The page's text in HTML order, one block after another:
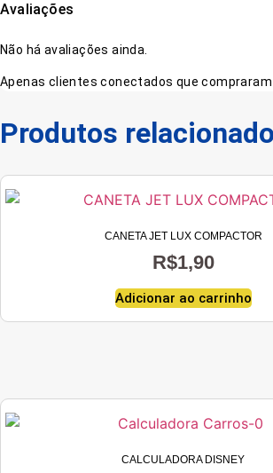
Avaliações
Não há avaliações ainda.
Apenas clientes conectados que
Produtos
CANETA JET LUX COMPACTOR
R$1,90
Adicionar ao carrinho
CALCULADORA DISNEY